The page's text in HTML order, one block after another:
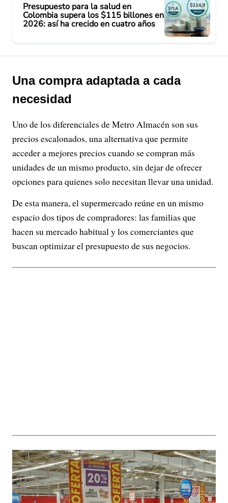
Presupuesto para la salud en
Colombia supera los $115 billones en
2026: así ha crecido en cuatro años
Una compra adaptada a cada
necesidad
Uno de los diferenciales de Metro Almacén son sus
precios escalonados, una alternativa que permite
acceder a mejores precios cuando se compran más
unidades de un mismo producto, sin dejar de ofrecer
opciones para quienes solo necesitan llevar una unidad.
De esta manera, el supermercado reúne en un mismo
espacio dos tipos de compradores: las familias que
hacen su mercado habitual y los comerciantes que
buscan optimizar el presupuesto de sus negocios.